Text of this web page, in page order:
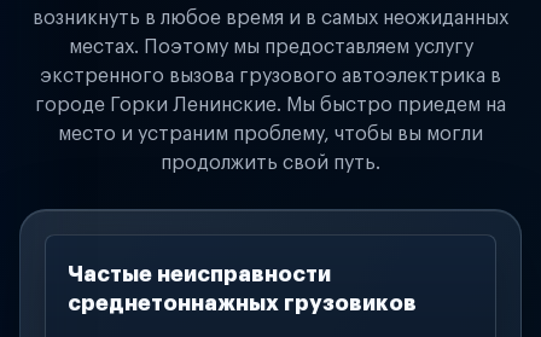
возникнуть в любое время и в самых неожиданных
местах. Поэтому мы предоставляем услугу
экстренного вызова грузового автоэлектрика в
городе Горки Ленинские. Мы быстро приедем на
место и устраним проблему, чтобы вы могли
продолжить свой путь.
Частые неисправности
среднетоннажных грузовиков